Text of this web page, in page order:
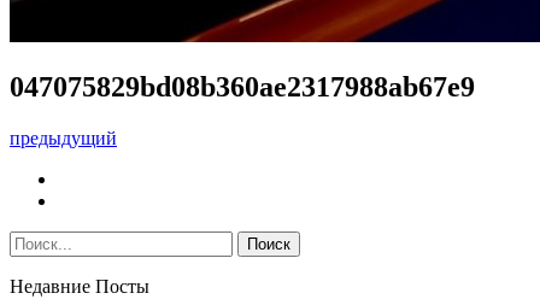
047075829bd08b360ae2317988ab67e9
предыдущий
Недавние Посты